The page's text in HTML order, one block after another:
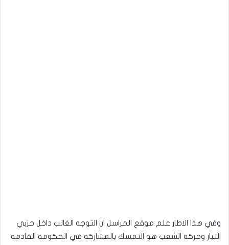
وفي هذا الاطار علم موقع المراسل ان التوجه الغالب داخل حزبي
التيار وحركة الشعب هو التمسك بالمشاركة في الحكومة القادمة